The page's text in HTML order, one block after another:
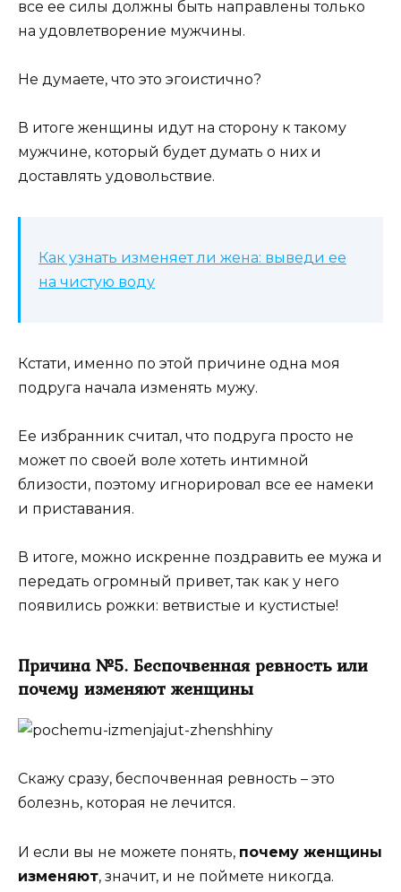
все ее силы должны быть направлены только
на удовлетворение мужчины.
Не думаете, что это эгоистично?
В итоге женщины идут на сторону к такому
мужчине, который будет думать о них и
доставлять удовольствие.
Как узнать изменяет ли жена: выведи ее
на чистую воду
Кстати, именно по этой причине одна моя
подруга начала изменять мужу.
Ее избранник считал, что подруга просто не
может по своей воле хотеть интимной
близости, поэтому игнорировал все ее намеки
и приставания.
В итоге, можно искренне поздравить ее мужа и
передать огромный привет, так как у него
появились рожки: ветвистые и кустистые!
Причина №5. Беспочвенная ревность или
почему изменяют женщины
Скажу сразу, беспочвенная ревность – это
болезнь, которая не лечится.
И если вы не можете понять, почему женщины
изменяют, значит, и не поймете никогда.